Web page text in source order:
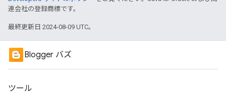
連会社の登録商標です。
最終更新日 2024-08-09 UTC。
Blogger バズ
ツール